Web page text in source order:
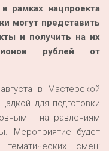
рамках нацпроекта
могут представить
и получить на их
рублей от
в Мастерской
для подготовки
направлениям
Мероприятие будет
смен: